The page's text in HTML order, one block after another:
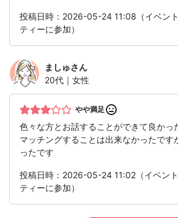
投稿日時：2026-05-24 11:08（イベン
ティーに参加）
ましゅさん
20代｜女性
やや満足
色々な方とお話することができて良かっ
マッチングすることは出来なかったです
ったです
投稿日時：2026-05-24 11:02（イベン
ティーに参加）